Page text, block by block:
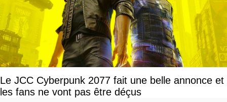
Le JCC Cyberpunk 2077 fait une belle annonce et
les fans ne vont pas être déçus